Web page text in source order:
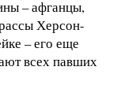
– афганцы,
Херсон-
– его еще
всех павших